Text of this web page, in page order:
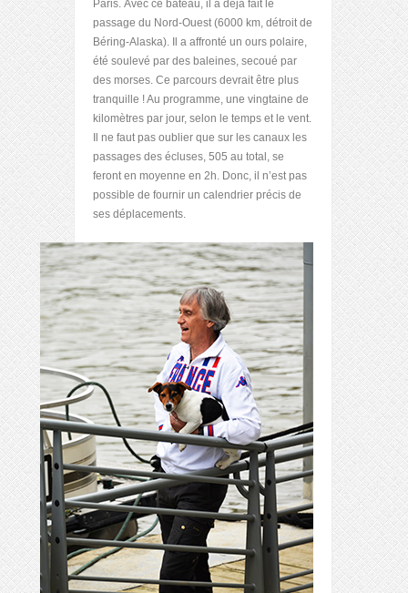
Paris. Avec ce bateau, il a déjà fait le
passage du Nord-Ouest (6000 km, détroit de
Béring-Alaska). Il a affronté un ours polaire,
été soulevé par des baleines, secoué par
des morses. Ce parcours devrait être plus
tranquille ! Au programme, une vingtaine de
kilomètres par jour, selon le temps et le vent.
Il ne faut pas oublier que sur les canaux les
passages des écluses, 505 au total, se
feront en moyenne en 2h. Donc, il n’est pas
possible de fournir un calendrier précis de
ses déplacements.